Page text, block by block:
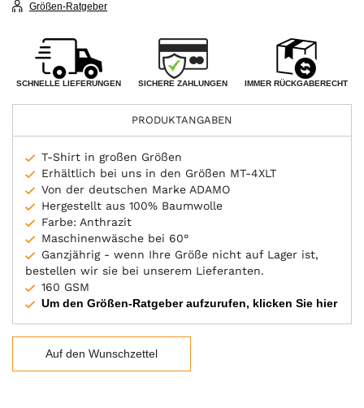
Größen-Ratgeber
SCHNELLE LIEFERUNGEN SICHERE ZAHLUNGEN IMMER RÜCKGABERECHT
PRODUKTANGABEN
T-Shirt in großen Größen
Erhältlich bei uns in den Größen MT-4XLT
Von der deutschen Marke ADAMO
Hergestellt aus 100% Baumwolle
Farbe: Anthrazit
Maschinenwäsche bei 60°
Ganzjährig - wenn Ihre Größe nicht auf Lager ist,
bestellen wir sie bei unserem Lieferanten.
160 GSM
Um den Größen-Ratgeber aufzurufen, klicken Sie hier
Auf den Wunschzettel